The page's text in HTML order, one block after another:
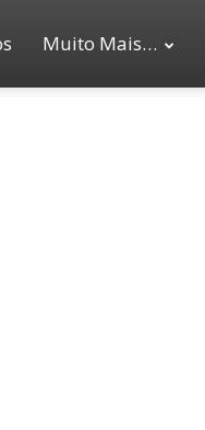
Muito Mais…